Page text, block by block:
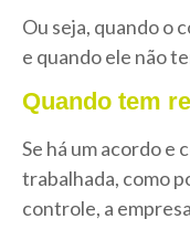
Ou seja, quando o
e quando ele não
Quando tem
Se há um acordo e
trabalhada, como
controle, a